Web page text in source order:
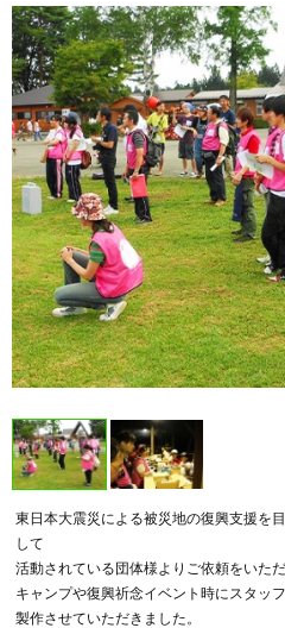
東日本大震災による被災地の復興支援を
して
活動されている団体様よりご依頼をいただ
キャンプや復興祈念イベント時にスタッ
製作させていただきました。